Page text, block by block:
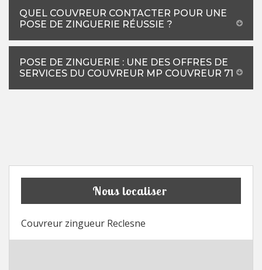
QUEL COUVREUR CONTACTER POUR UNE
POSE DE ZINGUERIE RÉUSSIE ?
POSE DE ZINGUERIE : UNE DES OFFRES DE
SERVICES DU COUVREUR MP COUVREUR 71
Nous localiser
Couvreur zingueur Reclesne